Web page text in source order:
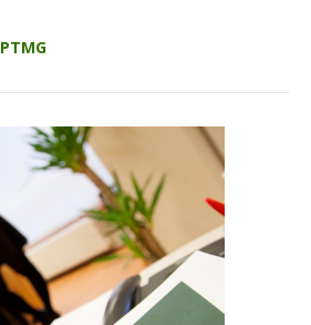
PTMG